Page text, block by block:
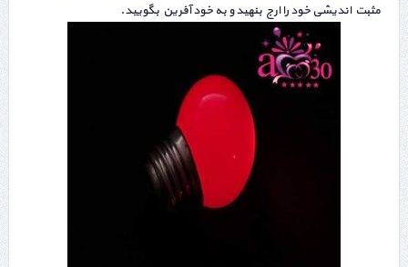
مثبت اندیشی خود را ارج بنهید و به خود آفرین بگویید.